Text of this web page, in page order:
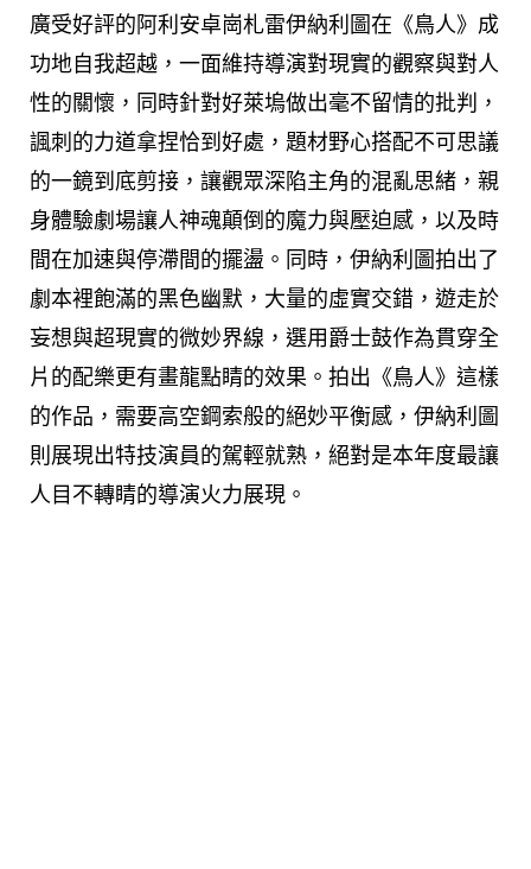
廣受好評的阿利安卓崗札雷伊納利圖在《鳥人》成
功地自我超越，一面維持導演對現實的觀察與對人
性的關懷，同時針對好萊塢做出毫不留情的批判，
諷刺的力道拿捏恰到好處，題材野心搭配不可思議
的一鏡到底剪接，讓觀眾深陷主角的混亂思緒，親
身體驗劇場讓人神魂顛倒的魔力與壓迫感，以及時
間在加速與停滯間的擺盪。同時，伊納利圖拍出了
劇本裡飽滿的黑色幽默，大量的虛實交錯，遊走於
妄想與超現實的微妙界線，選用爵士鼓作為貫穿全
片的配樂更有畫龍點睛的效果。拍出《鳥人》這樣
的作品，需要高空鋼索般的絕妙平衡感，伊納利圖
則展現出特技演員的駕輕就熟，絕對是本年度最讓
人目不轉睛的導演火力展現。